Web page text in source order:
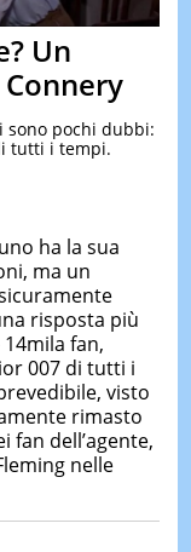
TEST
IERI
Un
sono pochi dubbi:
tutti i tempi.
ha la sua
ma un
risposta più
fan,
007 di tutti i
visto
rimasto
fan dell’agente,
nelle